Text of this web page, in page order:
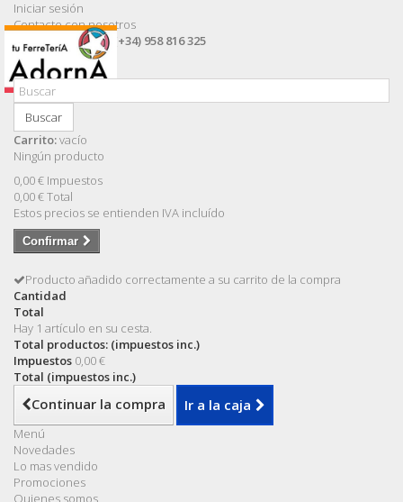
Iniciar sesión
Contacte con nosotros
Llámanos ahora: (+34) 958 816 325
Buscar
Carrito:vacío
Ningún producto
0,00 € Impuestos
0,00 €Total
Estos precios se entienden IVA incluído
Confirmar
Producto añadido correctamente a su carrito de la compra
Cantidad
Total
Hay 1 artículo en su cesta.
Total productos: (impuestos inc.)
Impuestos 0,00 €
Total (impuestos inc.)
Continuar la compra Ir a la caja
Menú
Novedades
Lo mas vendido
Promociones
Quienes somos